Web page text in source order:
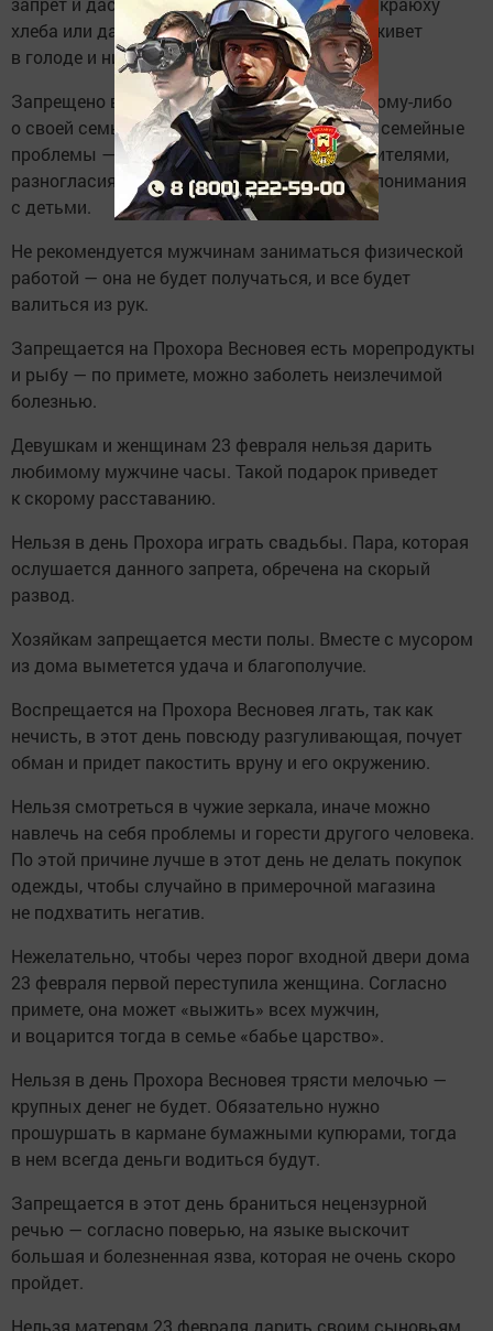
хлеба или даже щепотку соли, весь год проживет
в голоде и нищете.
Запрещено в день Прохора рассказывать кому-либо
о своей семье — могут начаться серьезные семейные
проблемы — измены супругов, ссоры с родителями,
разногласия с братьями и сестрами и недопонимания
с детьми.
Не рекомендуется мужчинам заниматься физической
работой — она не будет получаться, и все будет
валиться из рук.
Запрещается на Прохора Весновея есть морепродукты
и рыбу — по примете, можно заболеть неизлечимой
болезнью.
Девушкам и женщинам 23 февраля нельзя дарить
любимому мужчине часы. Такой подарок приведет
к скорому расставанию.
Нельзя в день Прохора играть свадьбы. Пара, которая
ослушается данного запрета, обречена на скорый
развод.
Хозяйкам запрещается мести полы. Вместе с мусором
из дома выметется удача и благополучие.
Воспрещается на Прохора Весновея лгать, так как
нечисть, в этот день повсюду разгуливающая, почует
обман и придет пакостить вруну и его окружению.
Нельзя смотреться в чужие зеркала, иначе можно
навлечь на себя проблемы и горести другого человека.
По этой причине лучше в этот день не делать покупок
одежды, чтобы случайно в примерочной магазина
не подхватить негатив.
Нежелательно, чтобы через порог входной двери дома
23 февраля первой переступила женщина. Согласно
примете, она может «выжить» всех мужчин,
и воцарится тогда в семье «бабье царство».
Нельзя в день Прохора Весновея трясти мелочью —
крупных денег не будет. Обязательно нужно
прошуршать в кармане бумажными купюрами, тогда
в нем всегда деньги водиться будут.
Запрещается в этот день браниться нецензурной
речью — согласно поверью, на языке выскочит
большая и болезненная язва, которая не очень скоро
пройдет.